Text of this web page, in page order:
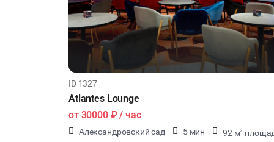
ID 1327
Atlantes Lounge
от 30000 ₽/ час
Александровский сад 5 мин 92 м2